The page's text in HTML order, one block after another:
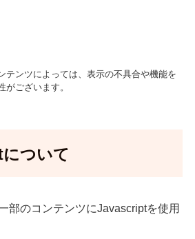
テンツによっては、表示の不具合や機能を
がございます。
ついて
部のコンテンツにJavascriptを使用